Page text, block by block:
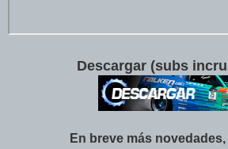
Descargar (subs
En breve más novedades,